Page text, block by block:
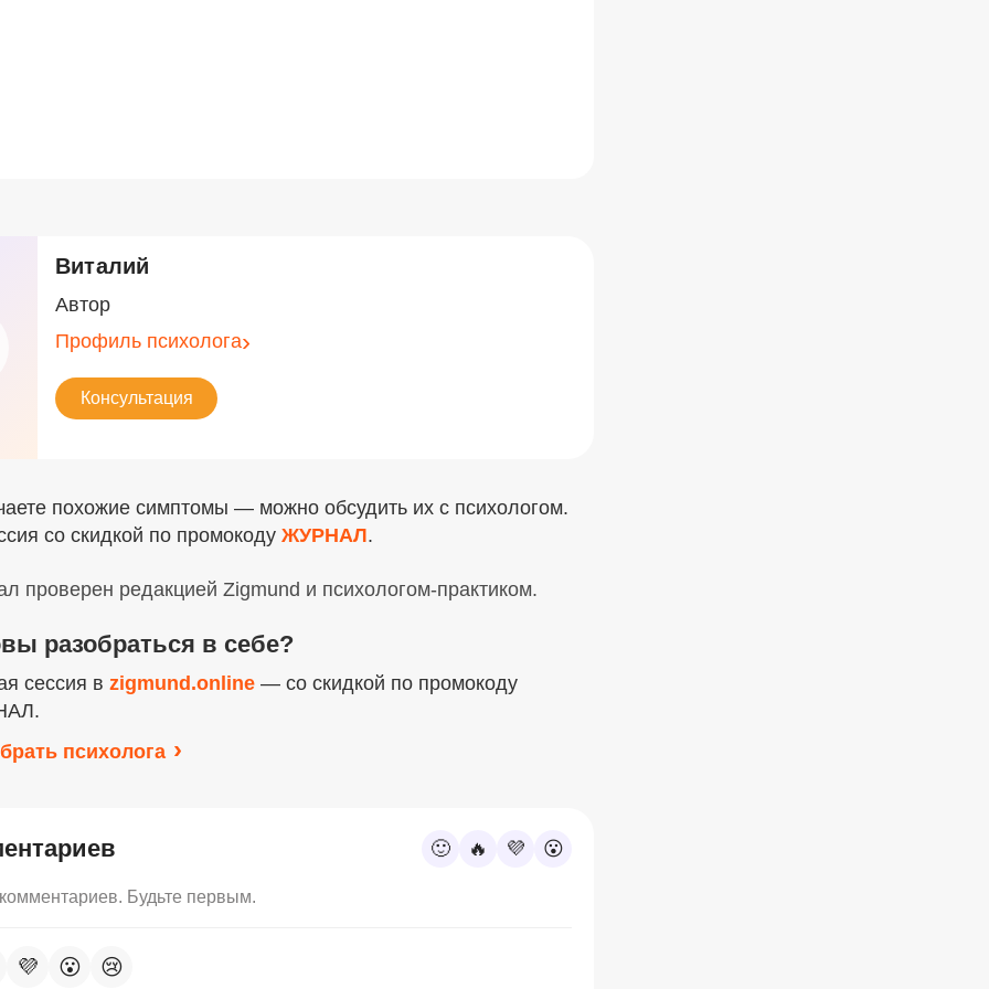
Виталий
Автор
Профиль психолога
Консультация
похожие симптомы — можно обсудить их с психологом.
со скидкой по промокоду ЖУРНАЛ.
проверен редакцией Zigmund и психологом-практиком.
разобраться в себе?
сессия в zigmund.online — со скидкой по промокоду
психолога
🙂 🔥 💜 😮
Будьте первым.
💜 😮 😢